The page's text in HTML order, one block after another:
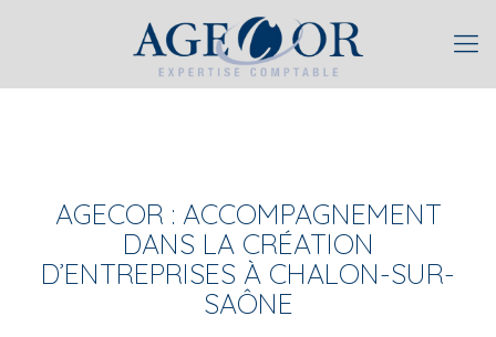
AGECOR : ACCOMPAGNEMENT
DANS LA CRÉATION
D’ENTREPRISES À CHALON-SUR-
SAÔNE